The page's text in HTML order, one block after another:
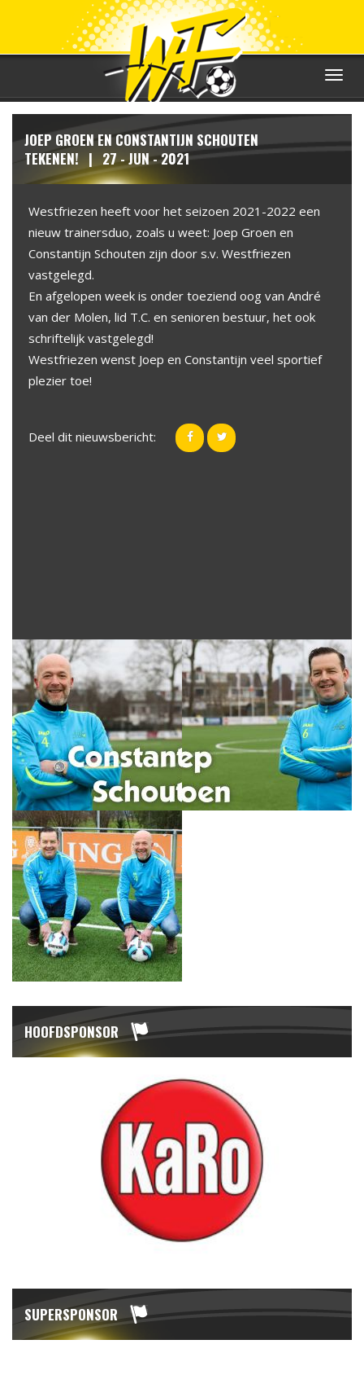
Toggle
JOEP GROEN EN CONSTANTIJN SCHOUTEN
TEKENEN! | 27 - JUN - 2021
Westfriezen heeft voor het seizoen 2021-2022 een
nieuw trainersduo, zoals u weet: Joep Groen en
Constantijn Schouten zijn door s.v. Westfriezen
vastgelegd.
En afgelopen week is onder toeziend oog van André
van der Molen, lid T.C. en senioren bestuur, het ook
schriftelijk vastgelegd!
Westfriezen wenst Joep en Constantijn veel sportief
plezier toe!
Deel dit nieuwsbericht:
HOOFDSPONSOR
SUPERSPONSOR